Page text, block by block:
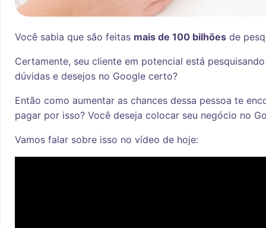
Você sabia que são feitas mais de 100 bilhões de
Certamente, seu cliente em potencial está
dúvidas e desejos no Google certo?
Então como aumentar as chances dessa pessoa te
pagar por isso? Você deseja colocar seu negócio no
Vamos falar sobre isso no vídeo de hoje: